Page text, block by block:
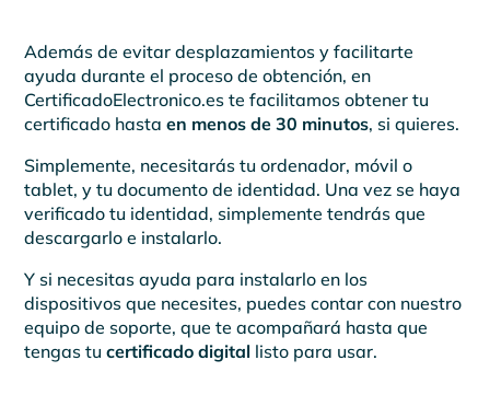
Además de evitar desplazamientos y facilitarte
ayuda durante el proceso de obtención, en
CertificadoElectronico.es te facilitamos obtener tu
certificado hasta en menos de 30 minutos, si quieres.
Simplemente, necesitarás tu ordenador, móvil o
tablet, y tu documento de identidad. Una vez se haya
verificado tu identidad, simplemente tendrás que
descargarlo e instalarlo.
Y si necesitas ayuda para instalarlo en los
dispositivos que necesites, puedes contar con nuestro
equipo de soporte, que te acompañará hasta que
tengas tucertificado digital listo para usar.